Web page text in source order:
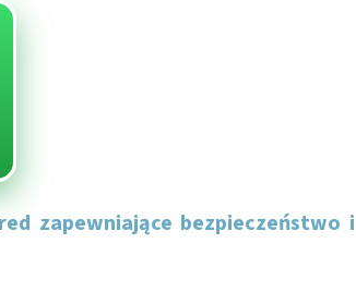
zapewniające bezpieczeństwo i